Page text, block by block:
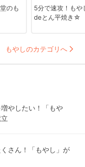
のも
5分で速攻！もや
deとん平焼き☆
もやしのカテゴリへ
やしたい！「もや
さん！「もやし」が